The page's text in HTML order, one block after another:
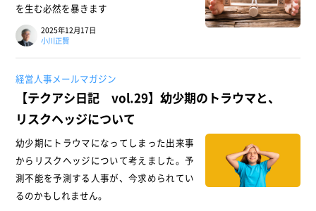
を生む必然を暴きます
2025年12月17日
小川正賢
経営人事メールマガジン
【テクアシ日記 vol.29】幼少期のトラウマと、
リスクヘッジについて
幼少期にトラウマになってしまった出来事
からリスクヘッジについて考えました。予
測不能を予測する人事が、今求められてい
るのかもしれません。